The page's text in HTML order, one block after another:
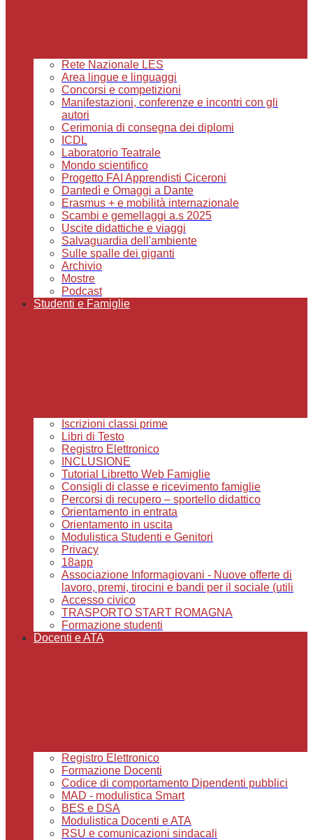
Rete Nazionale LES
Area lingue e linguaggi
Concorsi e competizioni
Manifestazioni, conferenze e incontri con gli
autori
Cerimonia di consegna dei diplomi
ICDL
Laboratorio Teatrale
Mondo scientifico
Progetto FAI Apprendisti Ciceroni
Dantedì e Omaggi a Dante
Erasmus + e mobilità internazionale
Scambi e gemellaggi a.s 2025
Uscite didattiche e viaggi
Salvaguardia dell'ambiente
Sulle spalle dei giganti
Archivio
Mostre
Podcast
Studenti e Famiglie
Iscrizioni classi prime
Libri di Testo
Registro Elettronico
INCLUSIONE
Tutorial Libretto Web Famiglie
Consigli di classe e ricevimento famiglie
Percorsi di recupero – sportello didattico
Orientamento in entrata
Orientamento in uscita
Modulistica Studenti e Genitori
Privacy
18app
Associazione Informagiovani - Nuove offerte di
lavoro, premi, tirocini e bandi per il sociale (utili
Accesso civico
TRASPORTO START ROMAGNA
Formazione studenti
Docenti e ATA
Registro Elettronico
Formazione Docenti
Codice di comportamento Dipendenti pubblici
MAD - modulistica Smart
BES e DSA
Modulistica Docenti e ATA
RSU e comunicazioni sindacali